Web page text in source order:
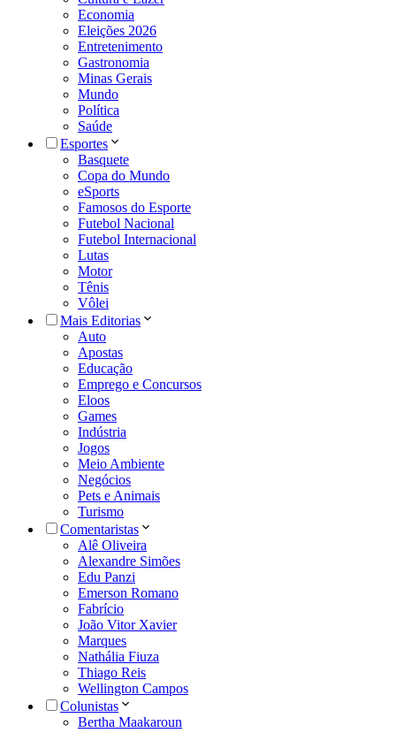
Economia
Eleições 2026
Entretenimento
Gastronomia
Minas Gerais
Mundo
Política
Saúde
Esportes
Basquete
Copa do Mundo
eSports
Famosos do Esporte
Futebol Nacional
Futebol Internacional
Lutas
Motor
Tênis
Vôlei
Mais Editorias
Auto
Apostas
Educação
Emprego e Concursos
Eloos
Games
Indústria
Jogos
Meio Ambiente
Negócios
Pets e Animais
Turismo
Comentaristas
Alê Oliveira
Alexandre Simões
Edu Panzi
Emerson Romano
Fabrício
João Vitor Xavier
Marques
Nathália Fiuza
Thiago Reis
Wellington Campos
Colunistas
Bertha Maakaroun